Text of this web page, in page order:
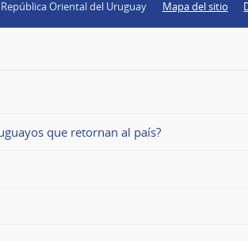
Oriental del Uruguay Mapa del sitio
que retornan al país?